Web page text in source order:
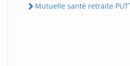
Mutuelle santé retraite